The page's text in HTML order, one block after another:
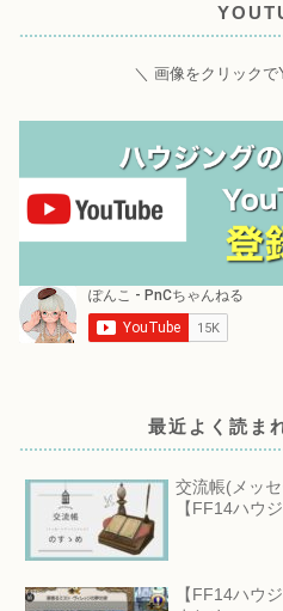
＼ 画像をクリックで
最近よく読ま
交流帳(メッ
【FF14ハウ
【FF14ハウ